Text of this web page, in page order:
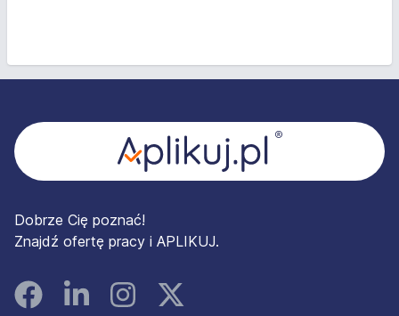
Dobrze Cię poznać!
Znajdź ofertę pracy i APLIKUJ.
FacebookLinked InInstagramInstagram